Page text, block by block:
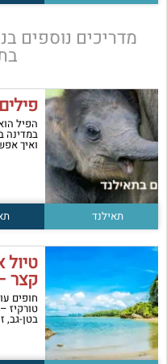
מדריכים נוספים
הפיל
במדינה
ואיך
תאילנד
קצר
חופים
טורקיז
בטן-גב,